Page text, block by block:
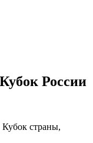
России
страны,